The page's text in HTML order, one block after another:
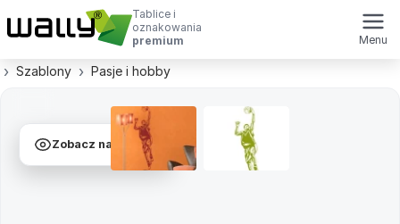
Tablice i
oznakowania
premium
Menu
Szablony Pasje i hobby
Zobacz na ścianie